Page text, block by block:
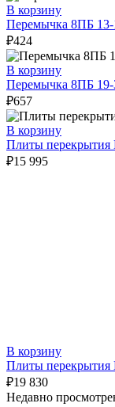
В корзину
Перемычка 8ПБ
₽424
В корзину
Перемычка 8ПБ
₽657
В корзину
Плиты
₽15 995
В корзину
Плиты
₽19 830
Недавно